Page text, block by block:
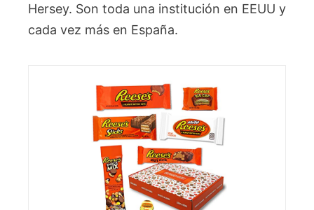
Hersey. Son toda una institución en EEUU y
cada vez más en España.